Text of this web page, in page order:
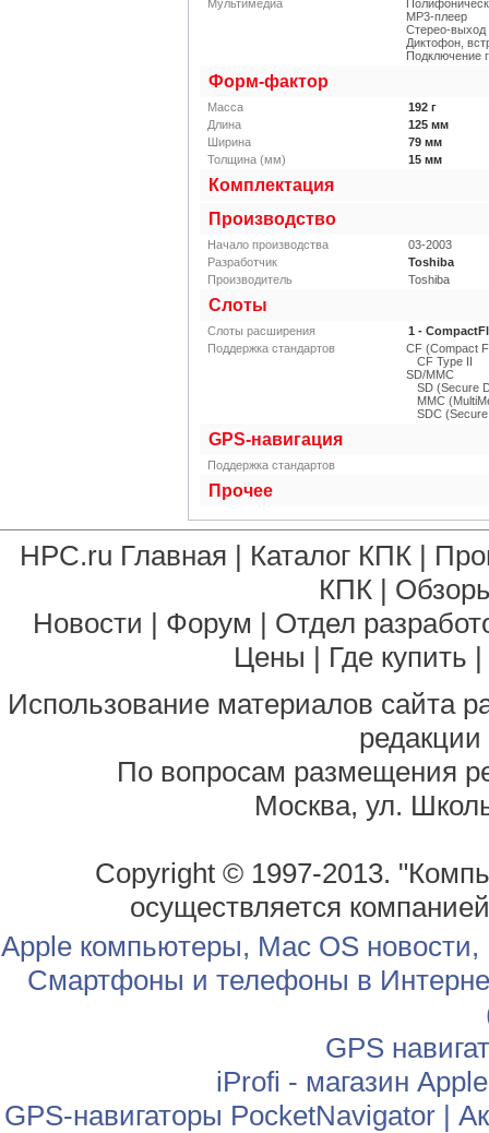
Мультимедиа
MP3-плеер
Стерео-выход
Диктофон,
Подключение
Форм-фактор
Масса 192 г
Длина
125 мм
Ширина
79 мм
Толщина (мм)
15 мм
Комплектация
Производство
Начало производства
03-2003
Разработчик
Toshiba
Производитель
Toshiba
Слоты
Слоты расширения
1 -
Поддержка стандартов
CF (Compact
CF Type II
SD/MMC
SD (Secure
MMC
SDC
GPS-навигация
Поддержка стандартов
Прочее
HPC.ru Главная | Каталог КПК |
КПК |
Новости | Форум | Отдел
Цены | Где купить |
Использование материалов сайта
По вопросам размещения
Москва, ул.
Copyright © 1997-2013.
осуществляется
Apple компьютеры, Mac OS
Смартфоны и телефоны в
GPS
iProfi - магазин
GPS-навигаторы PocketNavigator|